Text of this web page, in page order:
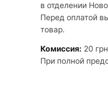
в отделении
Перед оплатой
товар.
Комиссия: 20
При полной